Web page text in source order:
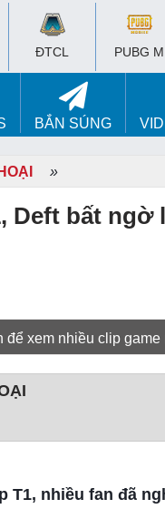
ĐTCL PUBG M
BẮN SÚNG
»
bất ngờ
để xem nhiều clip
T1, nhiều fan đã